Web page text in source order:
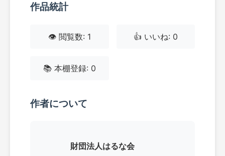
作品統計
👁️ 閲覧数: 1 👍 いいね: 0
📚 本棚登録: 0
作者について
財団法人はるな会